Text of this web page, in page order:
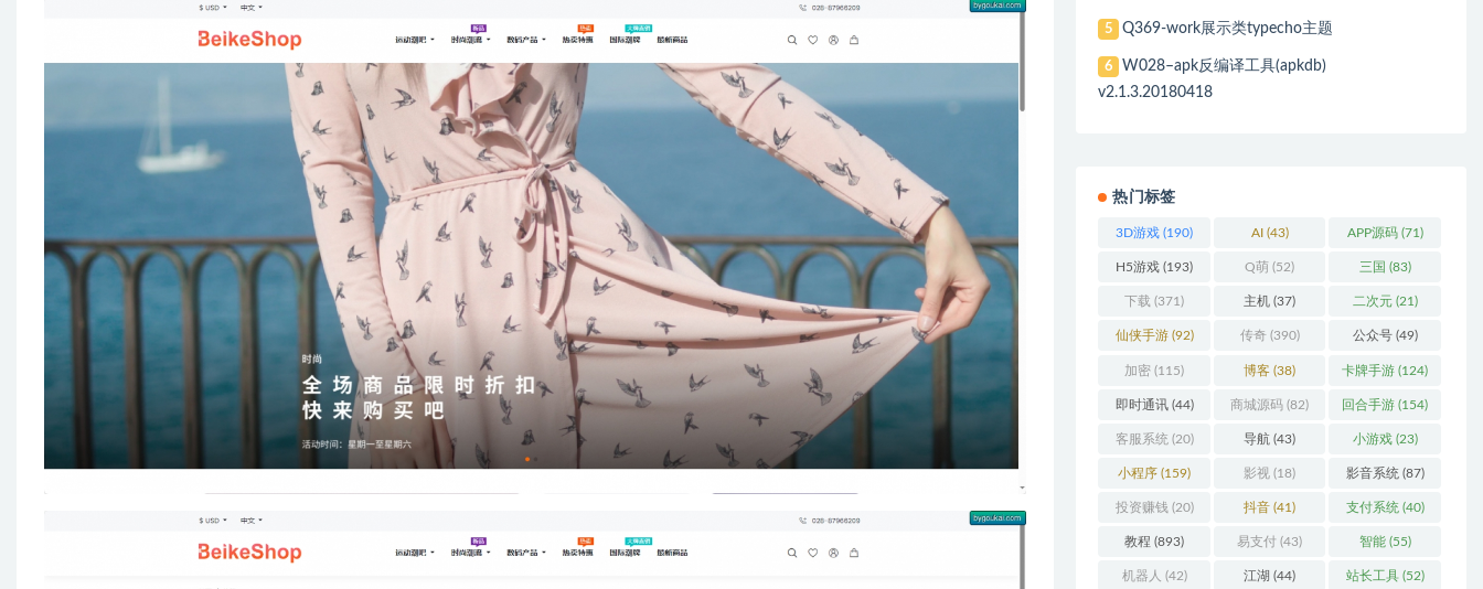
5 Q369-work展示类typecho主题
6
W028–apk反编译工具(apkdb)
v2.1.3.20180418
热门标签
3D游戏 (190) AI(43) APP源码(71)
H5游戏 (193) Q萌 (52) 三国 (83)
下载 (371) 主机 (37) 二次元(21)
仙侠手游(92) 传奇(390) 公众号(49)
加密 (115) 博客 (38) 卡牌手游 (124)
即时通讯(44) 商城源码 (82) 回合手游 (154)
客服系统 (20) 导航 (43) 小游戏(23)
小程序 (159) 影视 (18) 影音系统 (87)
投资赚钱 (20) 抖音 (41) 支付系统 (40)
教程 (893) 易支付 (43) 智能(55)
机器人 (42) 江湖 (44) 站长工具(52)